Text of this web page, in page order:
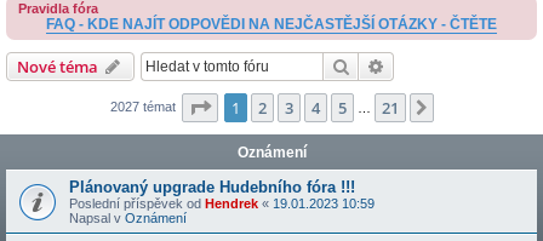
a
Pravidla fóra
FAQ - KDE NAJÍT ODPOVĚDI NA NEJČASTĚJŠÍ OTÁZKY - ČTĚTE
Nové téma Hledat
2027 témat Stránka z 21
1 2 3 4 5 21
Oznámení
Plánovaný upgrade Hudebního fóra !!!
Poslední příspěvek od Hendrek « 19.01.2023 10:59
Napsal v Oznámení